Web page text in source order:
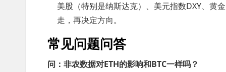
美股（特别是纳斯达克）、美元指数DXY、黄
走，再决定方向。
常见问题问答
问：非农数据对ETH的影响和BTC一样吗？